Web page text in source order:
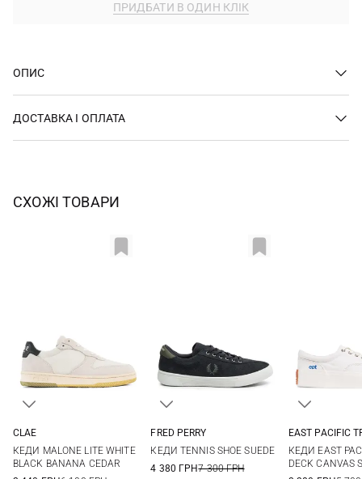
ПРИДБАТИ В ОДИН КЛІК
ОПИС
ДОСТАВКА І ОПЛАТА
СХОЖІ ТОВАРИ
10 US
10,5 US 11 US
11,5 US
CLAE
КЕДИ MALONE LITE WHITE
BLACK BANANA CEDAR
10 UK
FRED PERRY
КЕДИ TENNIS SHOE SUEDE
4 380 ГРН7 300 ГРН
45
EAST PACIFIC
КЕДИ EAST
DECK CANVAS